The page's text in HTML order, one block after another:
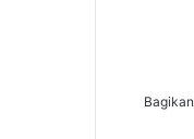
Bagikan